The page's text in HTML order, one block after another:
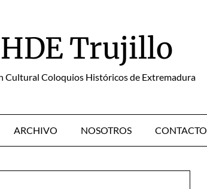
Trujillo
Cultural Coloquios Históricos de Extremadura
ARCHIVO NOSOTROS CONTACTO